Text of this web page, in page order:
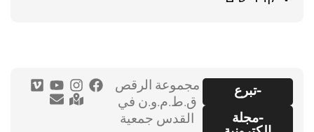
-تبرع
-مجلة
مجموعة الرقص
ق.ط.م.و.ن في
القدس جمعية